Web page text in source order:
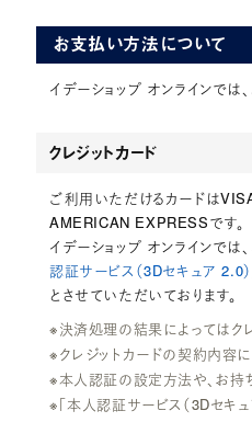
お支払い方法について
イデーショップ オンラインで
クレジットカード
ご利用いただけるカードは
AMERICAN EXPRESSです。
イデーショップ オンラインで
認証サービス（3Dセキュア 2.0）
とさせていただいております。
※決済処理の結果によってはク
※クレジットカードの契約内容
※本人認証の設定方法や、お持
※「本人認証サービス（3Dセキ